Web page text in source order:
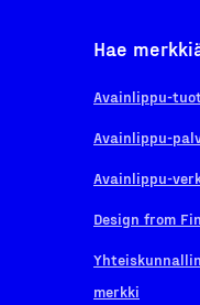
Hae
Avainlippu-
Avainlippu-
Avainlippu-
Design from
merkki